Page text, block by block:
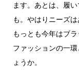
ます。あとは、履
も。やはりニーズは
もっとも今年はブ
ファッションの一
ょうか。